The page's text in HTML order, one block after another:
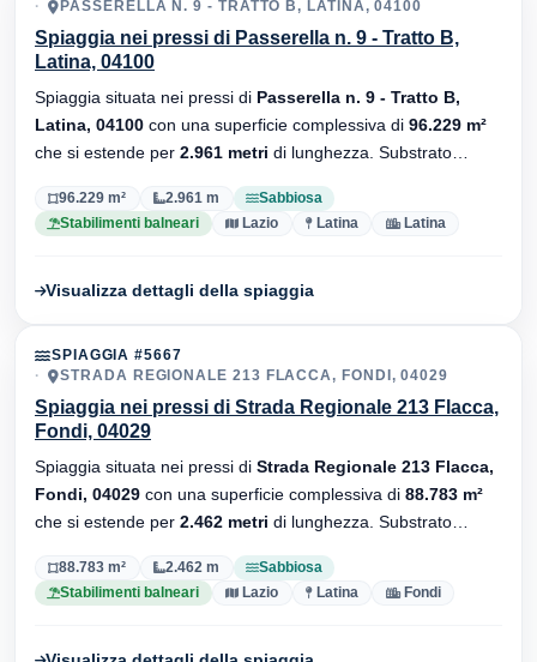
PASSERELLA N. 9 - TRATTO B, LATINA, 04100
Spiaggia nei pressi di Passerella n. 9 - Tratto B,
Latina, 04100
Spiaggia situata nei pressi di Passerella n. 9 - Tratto B,
Latina, 04100 con una superficie complessiva di 96.229 m²
che si estende per 2.961 metri di lunghezza. Substrato
96.229 m² 2.961 m
Sabbiosa
Stabilimenti balneari
Lazio Latina Latina
Visualizza dettagli della spiaggia
SPIAGGIA #5667
STRADA REGIONALE 213 FLACCA, FONDI, 04029
Spiaggia nei pressi di Strada Regionale 213 Flacca,
Fondi, 04029
Spiaggia situata nei pressi di Strada Regionale 213 Flacca,
Fondi, 04029 con una superficie complessiva di 88.783 m²
che si estende per 2.462 metri di lunghezza. Substrato
88.783 m² 2.462 m
Sabbiosa
Stabilimenti balneari
Lazio Latina Fondi